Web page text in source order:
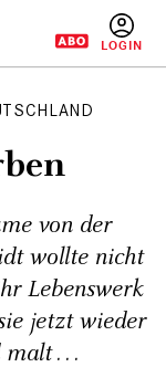
von der
wollte nicht
Lebenswerk
jetzt wieder
. . .